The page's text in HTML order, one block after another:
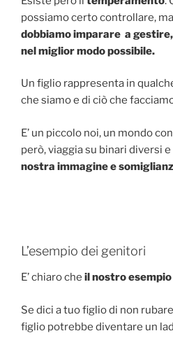
possiamo certo controllare,
dobbiamo imparare a
nel miglior modo possibile.
Un figlio rappresenta in
che siamo e di ciò che
E’ un piccolo noi, un mondo
però, viaggia su binari diversi e
nostra immagine e
L’esempio dei genitori
E’ chiaro che il nostro
Se dici a tuo figlio di non
figlio potrebbe diventare un